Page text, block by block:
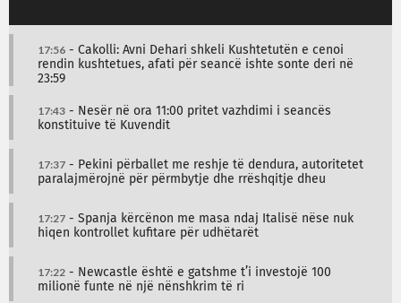
17:56 - Cakolli: Avni Dehari shkeli Kushtetutën e cenoi
rendin kushtetues, afati për seancë ishte sonte deri në
23:59
17:43 - Nesër në ora 11:00 pritet vazhdimi i seancës
konstituive të Kuvendit
17:37 - Pekini përballet me reshje të dendura, autoritetet
paralajmërojnë për përmbytje dhe rrëshqitje dheu
17:27 - Spanja kërcënon me masa ndaj Italisë nëse nuk
hiqen kontrollet kufitare për udhëtarët
17:22 - Newcastle është e gatshme t’i investojë 100
milionë funte në një nënshkrim të ri